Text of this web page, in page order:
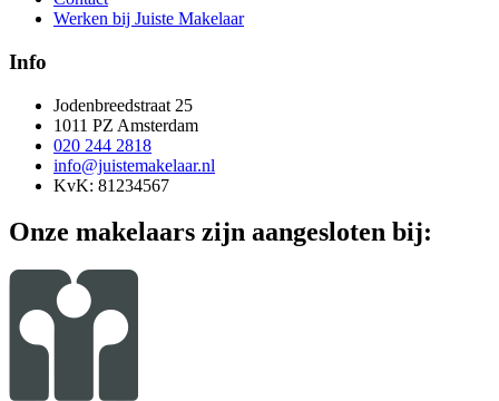
Werken bij Juiste Makelaar
Info
Jodenbreedstraat 25
1011 PZ Amsterdam
020 244 2818
info@juistemakelaar.nl
KvK: 81234567
Onze makelaars zijn aangesloten bij: